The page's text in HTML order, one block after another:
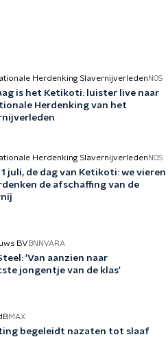
Herdenking Slavernijverleden NOS
is het Ketikoti: luister live naar
Herdenking van het
Herdenking Slavernijverleden NOS
1 juli, de dag van Ketikoti: we vieren
de afschaffing van de
BV BNNVARA
'Van aanzien naar
jongentje van de klas'
MAX
begeleidt nazaten tot slaaf